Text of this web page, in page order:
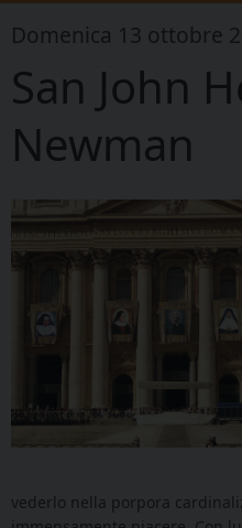
Domenica 13 ottobre
San John
Newman
vederlo nella porpora